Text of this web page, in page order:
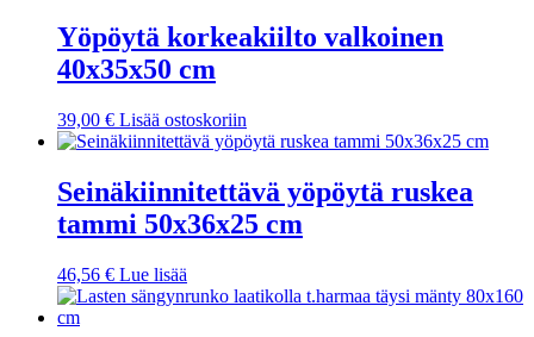
Yöpöytä korkeakiilto valkoinen
40x35x50 cm
39,00 € Lisää ostoskoriin
Seinäkiinnitettävä yöpöytä ruskea
tammi 50x36x25 cm
46,56 € Lue lisää